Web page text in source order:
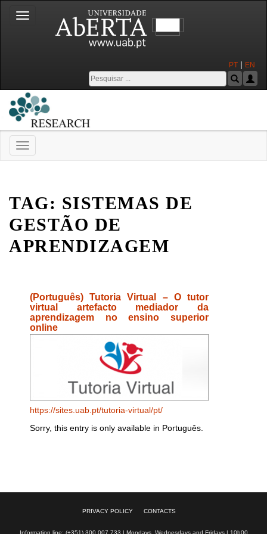
Toggle
navigation
PT | EN
Toggle
navigation
TAG: SISTEMAS DE
GESTÃO DE
APRENDIZAGEM
(Português) Tutoria Virtual – O tutor
virtual artefacto mediador da
aprendizagem no ensino superior
online
https://sites.uab.pt/tutoria-virtual/pt/
Sorry, this entry is only available in Português.
PRIVACY POLICY CONTACTS
Information line: (+351) 300 007 733 | Mondays, Wednesdays and Fridays | 10h00